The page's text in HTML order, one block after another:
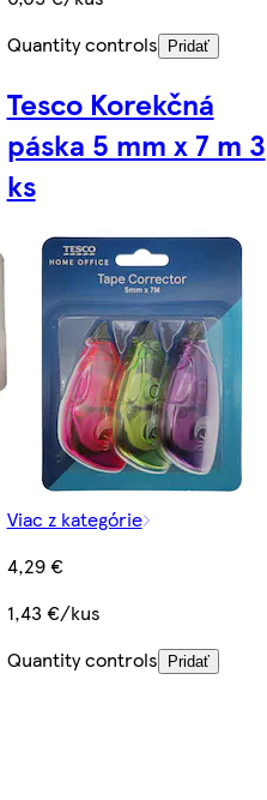
Quantity controls
Pridať
Tesco Korekčná
páska 5 mm x 7 m 3
ks
Viac z kategórie
4,29 €
1,43 €/kus
Quantity controls
Pridať